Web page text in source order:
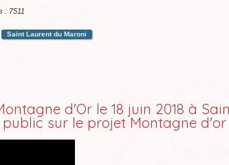
: 7511
Saint Laurent du Maroni
d'Or le 18 juin 2018 à
sur le projet Montagne d'or